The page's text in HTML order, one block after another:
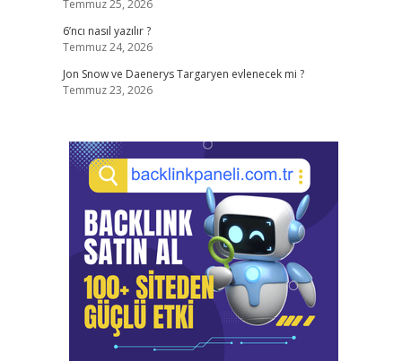
Temmuz 25, 2026
6’ncı nasıl yazılır ?
Temmuz 24, 2026
Jon Snow ve Daenerys Targaryen evlenecek mi ?
Temmuz 23, 2026